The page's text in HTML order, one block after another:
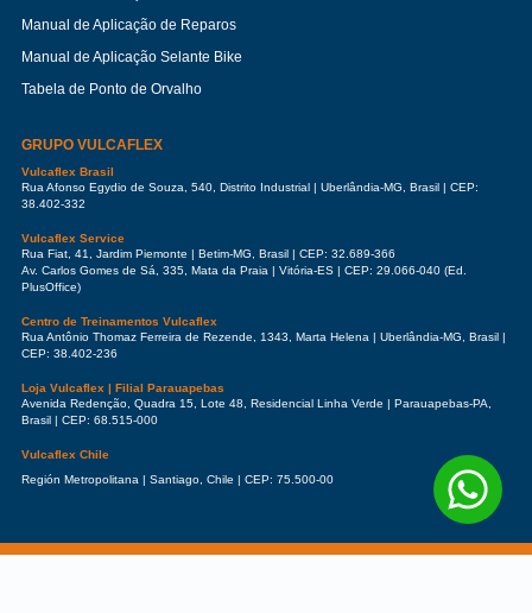
Manual de Aplicação de Reparos
Manual de Aplicação Selante Bike
Tabela de Ponto de Orvalho
GRUPO VULCAFLEX
Vulcaflex Brasil
Rua Afonso Egydio de Souza, 540, Distrito Industrial | Uberlândia-MG, Brasil | CEP:
38.402-332
Vulcaflex Service
Rua Fiat, 41, Jardim Piemonte | Betim-MG, Brasil | CEP: 32.689-366
Av. Carlos Gomes de Sá, 335, Mata da Praia | Vitória-ES | CEP: 29.066-040 (Ed.
PlusOffice)
Centro de Treinamentos Vulcaflex
Rua Antônio Thomaz Ferreira de Rezende, 1343, Marta Helena | Uberlândia-MG, Brasil |
CEP: 38.402-236
Loja Vulcaflex | Filial Parauapebas
Avenida Redenção, Quadra 15, Lote 48, Residencial Linha Verde | Parauapebas-PA,
Brasil | CEP: 68.515-000
Vulcaflex Chile
Región Metropolitana | Santiago, Chile | CEP: 75.500-00